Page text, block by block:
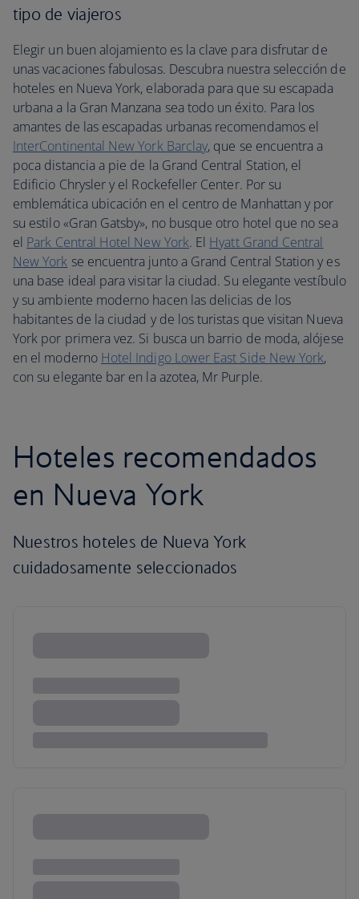
tipo de viajeros
Elegir un buen alojamiento es la clave para disfrutar de
unas vacaciones fabulosas. Descubra nuestra selección de
hoteles en Nueva York, elaborada para que su escapada
urbana a la Gran Manzana sea todo un éxito. Para los
amantes de las escapadas urbanas recomendamos el
InterContinental New York Barclay, que se encuentra a
poca distancia a pie de la Grand Central Station, el
Edificio Chrysler y el Rockefeller Center. Por su
emblemática ubicación en el centro de Manhattan y por
su estilo «Gran Gatsby», no busque otro hotel que no sea
el Park Central Hotel New York. El Hyatt Grand Central
New York se encuentra junto a Grand Central Station y es
una base ideal para visitar la ciudad. Su elegante vestíbulo
y su ambiente moderno hacen las delicias de los
habitantes de la ciudad y de los turistas que visitan Nueva
York por primera vez. Si busca un barrio de moda, alójese
en el moderno Hotel Indigo Lower East Side New York,
con su elegante bar en la azotea, Mr Purple.
Hoteles recomendados
en Nueva York
Nuestros hoteles de Nueva York
cuidadosamente seleccionados